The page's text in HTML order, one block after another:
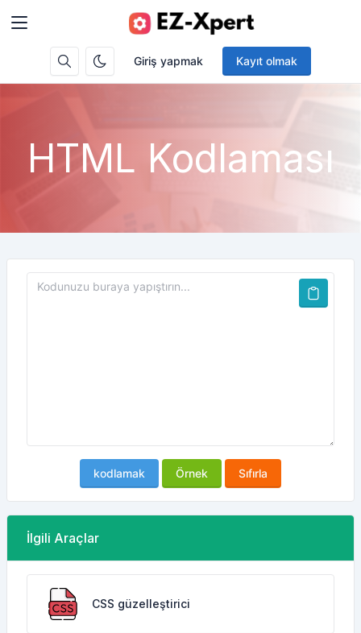
Giriş yapmak Kayıt olmak
HTML Kodlaması
kodlamak Örnek Sıfırla
İlgili Araçlar
CSS güzelleştirici